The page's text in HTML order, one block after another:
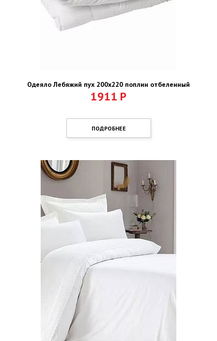
Одеяло Лебяжий пух 200х220 поплин отбеленный
1911 Р
ПОДРОБНЕЕ